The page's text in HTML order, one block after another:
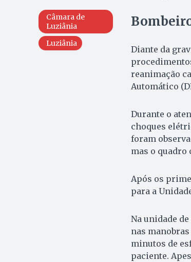
Câmara de
Luziânia
Luziânia
Diante da
reanimação
Automático
Durante o
choques
foram
mas o quadro
Após os
para a
Na unidade
nas
minutos de
paciente.